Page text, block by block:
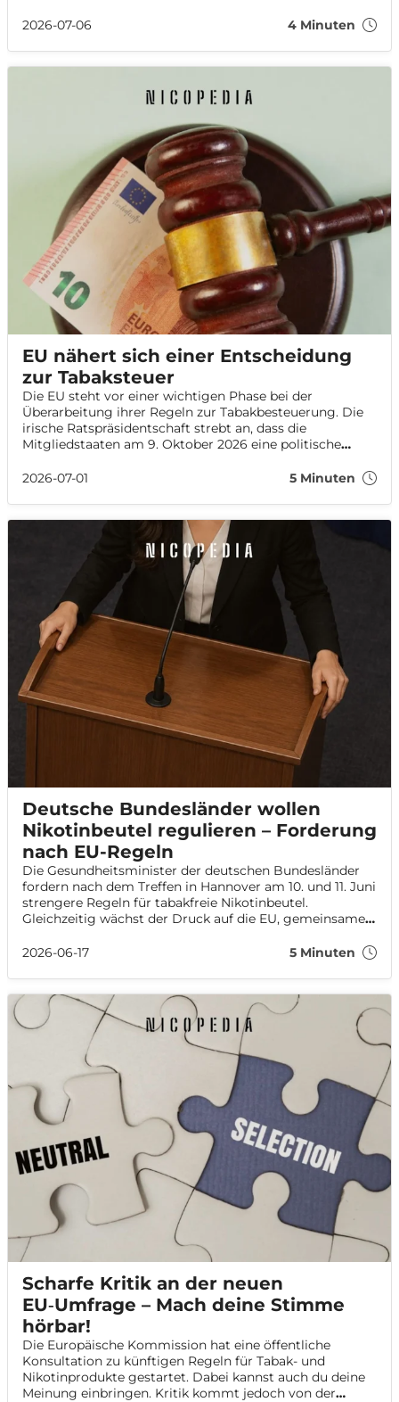
relative Risiken von Nikotinprodukten auch in Europa
2026-07-06 4 Minuten
EU nähert sich einer Entscheidung
zur Tabaksteuer
Die EU steht vor einer wichtigen Phase bei der
Überarbeitung ihrer Regeln zur Tabakbesteuerung. Die
irische Ratspräsidentschaft strebt an, dass die
Mitgliedstaaten am 9. Oktober 2026 eine politische
Nach Monaten festgefahrener Verhandlungen soll damit
2026-07-01 5 Minuten
Deutsche Bundesländer wollen
Nikotinbeutel regulieren – Forderung
nach EU-Regeln
Die Gesundheitsminister der deutschen Bundesländer
fordern nach dem Treffen in Hannover am 10. und 11. Juni
strengere Regeln für tabakfreie Nikotinbeutel.
Gleichzeitig wächst der Druck auf die EU, gemeinsame
schaffen.
2026-06-17 5 Minuten
Scharfe Kritik an der neuen
EU‑Umfrage – Mach deine Stimme
hörbar!
Die Europäische Kommission hat eine öffentliche
Konsultation zu künftigen Regeln für Tabak- und
Nikotinprodukte gestartet. Dabei kannst auch du deine
Meinung einbringen. Kritik kommt jedoch von der